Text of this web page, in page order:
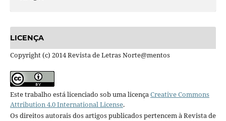
LICENÇA
Copyright (c) 2014 Revista de Letras Norte@mentos
Este trabalho está licenciado sob uma licençaCreative Commons
Attribution 4.0 International License.
Os direitos autorais dos artigos publicados pertencem à Revista de